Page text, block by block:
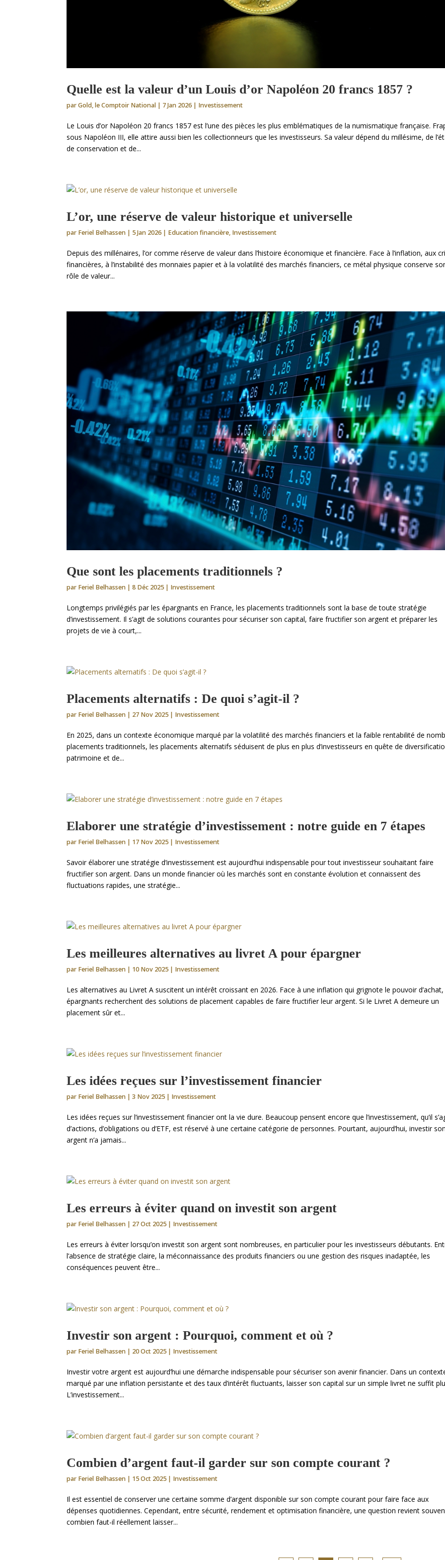
Quelle est la valeur d’un Louis d’or Napoléon 20 francs 1857 ?
parGold, le Comptoir National | 7 Jan 2026 | Investissement
Le Louis d’or Napoléon 20 francs 1857 est l’une des pièces les plus emblématiques de la numismatique française.
sous Napoléon III, elle attire aussi bien les collectionneurs que les investisseurs. Sa valeur dépend du millésime, de
de conservation et de...
L’or, une réserve de valeur historique et universelle
par Feriel Belhassen | 5 Jan 2026 | Education financière, Investissement
Depuis des millénaires, l’or comme réserve de valeur dans l’histoire économique et financière. Face à l’inflation, aux
financières, à l’instabilité des monnaies papier et à la volatilité des marchés financiers, ce métal physique conserve
rôle de valeur...
Que sont les placements traditionnels ?
par Feriel Belhassen |8 Déc 2025| Investissement
Longtemps privilégiés par les épargnants en France, les placements traditionnels sont la base de toute stratégie
d’investissement. Il s’agit de solutions courantes pour sécuriser son capital, faire fructifier son argent et préparer les
projets de vie à court,...
Placements alternatifs : De quoi s’agit-il ?
par Feriel Belhassen | 27 Nov 2025| Investissement
En 2025, dans un contexte économique marqué par la volatilité des marchés financiers et la faible rentabilité de
placements traditionnels, les placements alternatifs séduisent de plus en plus d’investisseurs en quête de
patrimoine et de...
Elaborer une stratégie d’investissement : notre guide en 7 étapes
par Feriel Belhassen | 17 Nov 2025| Investissement
Savoir élaborer une stratégie d’investissement est aujourd’hui indispensable pour tout investisseur souhaitant faire
fructifier son argent. Dans un monde financier où les marchés sont en constante évolution et connaissent des
fluctuations rapides, une stratégie...
Les meilleures alternatives au livret A pour épargner
par Feriel Belhassen | 10 Nov 2025| Investissement
Les alternatives au Livret A suscitent un intérêt croissant en 2026. Face à une inflation qui grignote le pouvoir
épargnants recherchent des solutions de placement capables de faire fructifier leur argent. Si le Livret A demeure un
placement sûr et...
Les idées reçues sur l’investissement financier
par Feriel Belhassen |3 Nov 2025| Investissement
Les idées reçues sur l’investissement financier ont la vie dure. Beaucoup pensent encore que l’investissement, qu’il
d’actions, d’obligations ou d’ETF, est réservé à une certaine catégorie de personnes. Pourtant, aujourd’hui, investir
argent n’a jamais...
Les erreurs à éviter quand on investit son argent
par Feriel Belhassen | 27 Oct 2025| Investissement
Les erreurs à éviter lorsqu’on investit son argent sont nombreuses, en particulier pour les investisseurs débutants.
l’absence de stratégie claire, la méconnaissance des produits financiers ou une gestion des risques inadaptée, les
conséquences peuvent être...
Investir son argent : Pourquoi, comment et où ?
par Feriel Belhassen | 20 Oct 2025| Investissement
Investir votre argent est aujourd’hui une démarche indispensable pour sécuriser son avenir financier. Dans un
marqué par une inflation persistante et des taux d’intérêt fluctuants, laisser son capital sur un simple livret ne suffit
L’investissement...
Combien d’argent faut-il garder sur son compte courant ?
par Feriel Belhassen | 15 Oct 2025| Investissement
Il est essentiel de conserver une certaine somme d’argent disponible sur son compte courant pour faire face aux
dépenses quotidiennes. Cependant, entre sécurité, rendement et optimisation financière, une question revient
combien faut-il réellement laisser...